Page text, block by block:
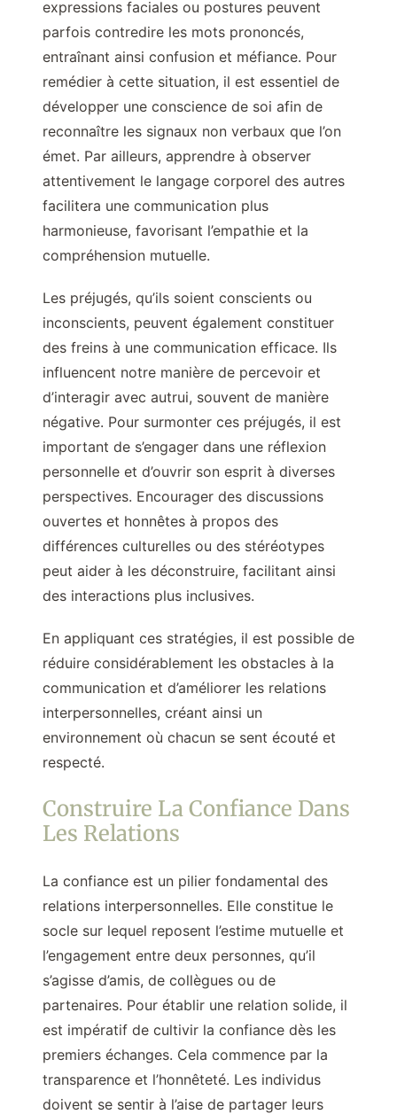
expressions faciales ou postures peuvent
parfois contredire les mots prononcés,
entraînant ainsi confusion et méfiance. Pour
remédier à cette situation, il est essentiel de
développer une conscience de soi afin de
reconnaître les signaux non verbaux que l’on
émet. Par ailleurs, apprendre à observer
attentivement le langage corporel des autres
facilitera une communication plus
harmonieuse, favorisant l’empathie et la
compréhension mutuelle.
Les préjugés, qu’ils soient conscients ou
inconscients, peuvent également constituer
des freins à une communication efficace. Ils
influencent notre manière de percevoir et
d’interagir avec autrui, souvent de manière
négative. Pour surmonter ces préjugés, il est
important de s’engager dans une réflexion
personnelle et d’ouvrir son esprit à diverses
perspectives. Encourager des discussions
ouvertes et honnêtes à propos des
différences culturelles ou des stéréotypes
peut aider à les déconstruire, facilitant ainsi
des interactions plus inclusives.
En appliquant ces stratégies, il est possible de
réduire considérablement les obstacles à la
communication et d’améliorer les relations
interpersonnelles, créant ainsi un
environnement où chacun se sent écouté et
respecté.
Construire La Confiance Dans
Les Relations
La confiance est un pilier fondamental des
relations interpersonnelles. Elle constitue le
socle sur lequel reposent l’estime mutuelle et
l’engagement entre deux personnes, qu’il
s’agisse d’amis, de collègues ou de
partenaires. Pour établir une relation solide, il
est impératif de cultivir la confiance dès les
premiers échanges. Cela commence par la
transparence et l’honnêteté. Les individus
doivent se sentir à l’aise de partager leurs